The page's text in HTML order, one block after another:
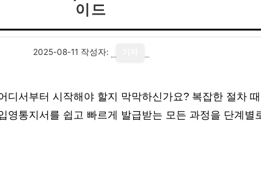
이드
2025-08-11 작성자:
디서부터 시작해야 할지 막막하신가요? 복잡한 절차
영통지서를 쉽고 빠르게 발급받는 모든 과정을 단계별